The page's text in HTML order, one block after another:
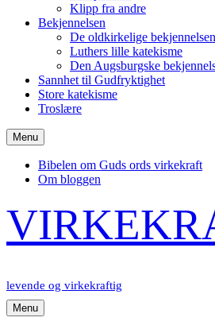
Klipp fra andre
Bekjennelsen
De oldkirkelige
Luthers lille katekisme
Den Augsburgske
Sannhet til Gudfryktighet
Store katekisme
Troslære
Menu
Bibelen om Guds ords virkekraft
Om bloggen
levende og virkekraftig
Menu